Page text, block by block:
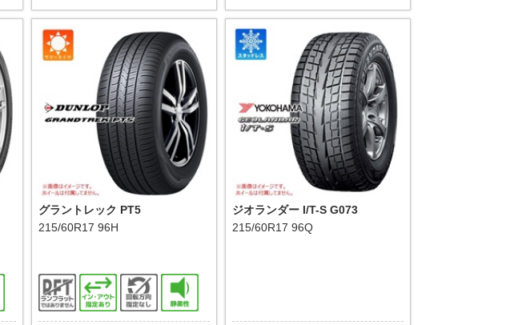
グラントレック PT5
215/60R17 96H
ジオランダー I/T-S G073
215/60R17 96Q